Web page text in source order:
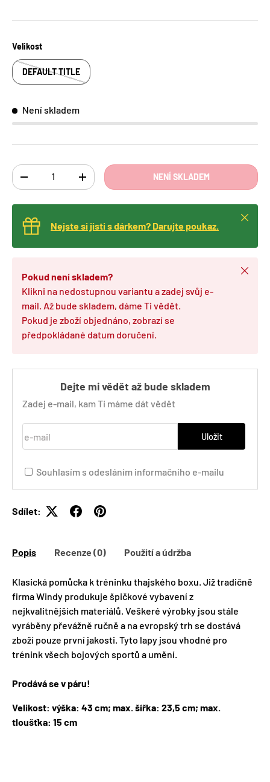
Velikost
DEFAULT TITLE
Není skladem
Ks
TRANSLATION MISSING: CS.CART.ITEMS.DECREASE_QUANTITY
TRANSLATION MISSING:NENÍ SKLADEM
Nejste si jisti s dárkem? Darujte poukaz.
Zavřít
Pokud není skladem?
Klikni na nedostupnou variantu a zadej svůj e-
mail. Až bude skladem, dáme Ti vědět.
Pokud je zboží objednáno, zobrazí se
předpokládané datum doručení.
Zavřít
Dejte mi vědět až bude skladem
Zadej e-mail, kam Ti máme dát vědět
Uložit
Souhlasím s odesláním informačního e-mailu
Sdílet:
Popis Recenze (0) Použití a údržba
Klasická pomůcka k tréninku thajského boxu. Již tradičně
firma Windy produkuje špičkové vybavení z
nejkvalitnějších materiálů. Veškeré výrobky jsou stále
vyráběny převážně ručně a na evropský trh se dostává
zboží pouze první jakosti. Tyto lapy jsou vhodné pro
trénink všech bojových sportů a umění.
Prodává se v páru!
Velikost: výška: 43 cm; max. šířka: 23,5 cm; max.
tloušťka: 15 cm